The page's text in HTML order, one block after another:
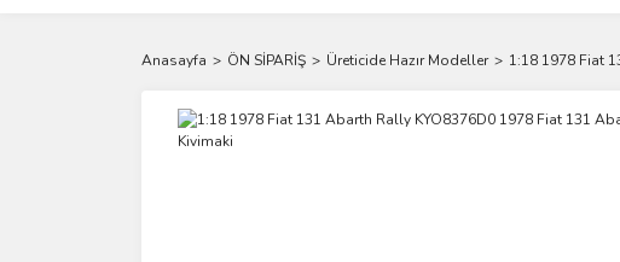
Anasayfa ÖN SİPARİŞ Üreticide Hazır Modeller 1:18 1978 Fiat